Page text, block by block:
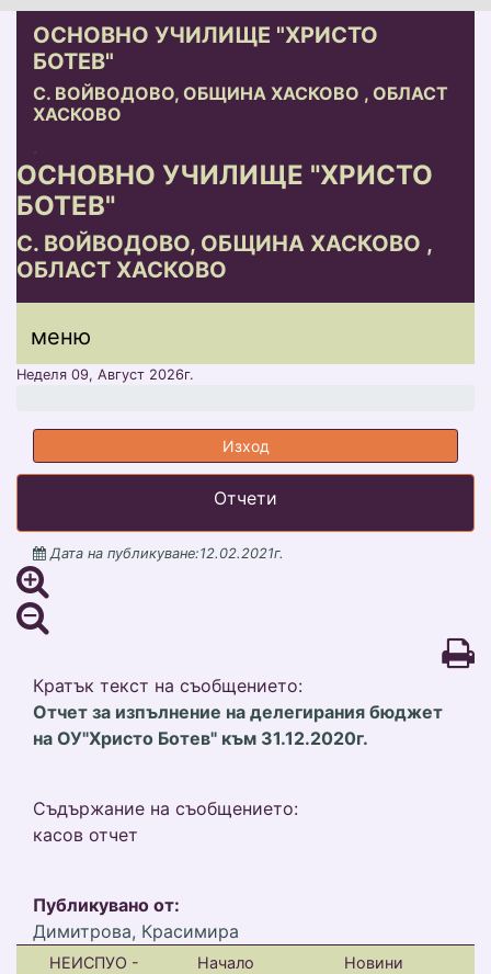
ОСНОВНО УЧИЛИЩЕ "ХРИСТО
БОТЕВ"
С. ВОЙВОДОВО, ОБЩИНА ХАСКОВО , ОБЛАСТ
ХАСКОВО
.
ОСНОВНО УЧИЛИЩЕ "ХРИСТО
БОТЕВ"
С. ВОЙВОДОВО, ОБЩИНА ХАСКОВО ,
ОБЛАСТ ХАСКОВО
меню горно
меню
меню
Неделя 09, Август 2026г.
Изход
Отчети
Дата на публикуване:12.02.2021г.
Кратък текст на съобщението:
Отчет за изпълнение на делегирания бюджет
на ОУ"Христо Ботев" към 31.12.2020г.
Съдържание на съобщението:
касов отчет
Публикувано от:
Димитрова, Красимира
НЕИСПУО -
Начало Новини